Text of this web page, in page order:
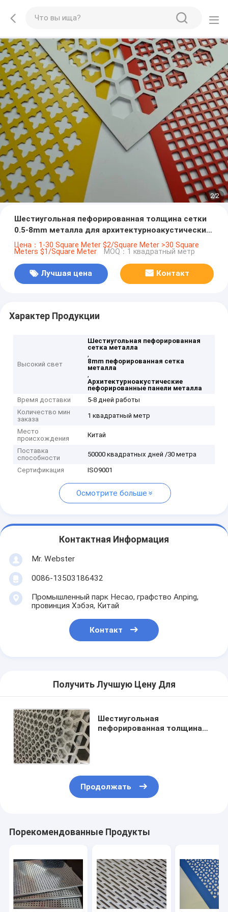
2/2
Шестиугольная пефорированная толщина сетки
0.5-8mm металла для архитектурноакустических
применений
Цена：1-30 Square Meter $2/Square Meter >30 Square
Meters $1/Square Meter MOQ：1 квадратный метр
Лучшая цена Контакт
Характер Продукции
Высокий свет
Шестиугольная пефорированная
сетка металла
,
8mm пефорированная сетка
металла
,
Архитектурноакустические
пефорированные панели металла
Время доставки
5-8 дней работы
Количество мин
заказа
1 квадратный метр
Место
происхождения
Китай
Поставка
способности
50000 квадратных дней /30 метра
Сертификация ISO9001
Осмотрите больше
Контактная Информация
Mr. Webster
0086-13503186432
Промышленный парк Hecao, графство Anping,
провинция Хэбэя, Китай
Контакт
Получить Лучшую Цену Для
Шестиугольная
пефорированная толщина
Продолжать
Порекомендованные Продукты